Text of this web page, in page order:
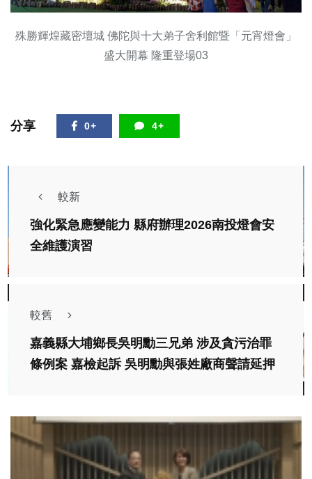
殊勝輝煌藏密壇城 佛陀與十大弟子舍利館暨「元宵燈會」
盛大開幕 隆重登場03
分享 0+ 4+
較新
強化緊急應變能力 縣府辦理2026南投燈會安
全維護演習
較舊
嘉義縣大埔鄉長吳明勳三兄弟 涉及貪污治罪
條例案 嘉檢起訴 吳明勳與張姓廠商聲請延押